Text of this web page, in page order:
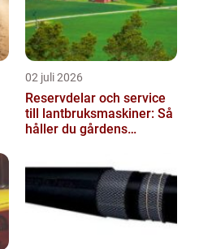
02 juli 2026
Reservdelar och service
till lantbruksmaskiner: Så
håller du gårdens